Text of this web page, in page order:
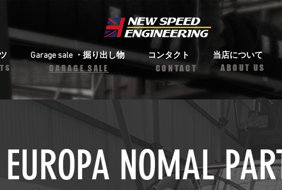
Garage sale ・掘り出し物 コンタクト 当店について
ABOUT US
CONTACT
​​GARAGE SALE
EUROPA NOMAL